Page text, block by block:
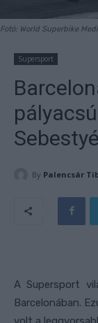
Fotó: World Superbike
Supersport
By Palencsár
A Supersport
Barcelonában.